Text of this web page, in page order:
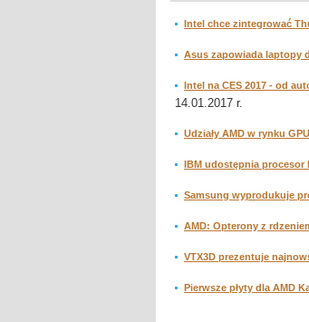
Intel chce zintegrować
Asus zapowiada laptopy
Intel na CES 2017 - od
14.01.2017 r.
Udziały AMD w rynku
IBM udostępnia procesor
Samsung wyprodukuje
AMD: Opterony z
VTX3D prezentuje
Pierwsze płyty dla AMD